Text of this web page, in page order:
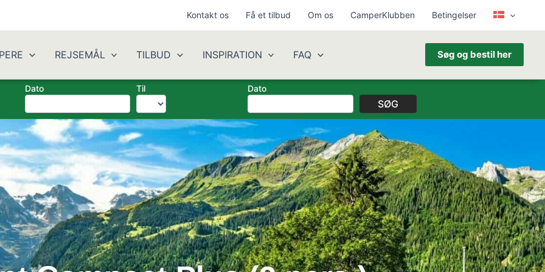
Kontakt os Få et tilbud Om os CamperKlubben Betingelser
REJSEMÅL TILBUD INSPIRATION FAQ Søg og bestil her
Dato Til Dato
SØG